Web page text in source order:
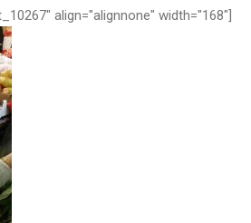
align="alignnone" width="168"]